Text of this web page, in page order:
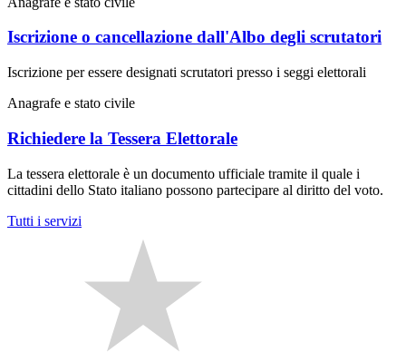
Iscrizione o cancellazione dall'Albo degli scrutatori
Iscrizione per essere designati scrutatori presso i seggi elettorali
Anagrafe e stato civile
Richiedere la Tessera Elettorale
La tessera elettorale è un documento ufficiale tramite il quale i
cittadini dello Stato italiano possono partecipare al diritto del voto.
Tutti i servizi